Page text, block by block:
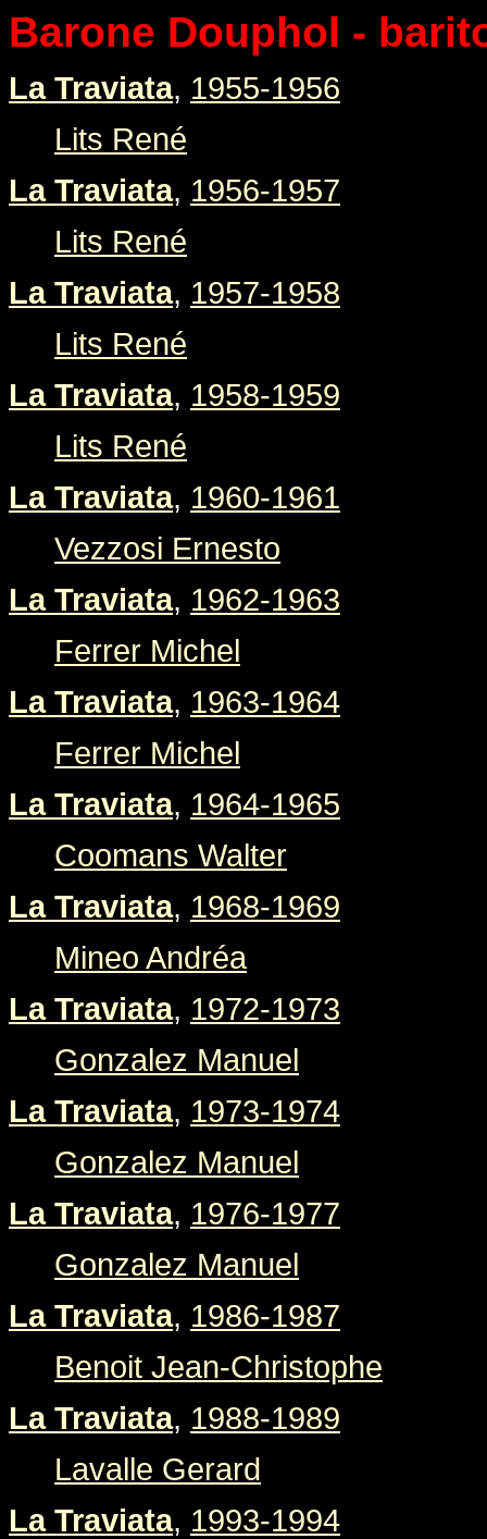
Barone Douphol -
La Traviata, 1955-1956
Lits René
La Traviata, 1956-1957
Lits René
La Traviata, 1957-1958
Lits René
La Traviata, 1958-1959
Lits René
La Traviata, 1960-1961
Vezzosi Ernesto
La Traviata, 1962-1963
Ferrer Michel
La Traviata, 1963-1964
Ferrer Michel
La Traviata, 1964-1965
Coomans Walter
La Traviata, 1968-1969
Mineo Andréa
La Traviata, 1972-1973
Gonzalez Manuel
La Traviata, 1973-1974
Gonzalez Manuel
La Traviata, 1976-1977
Gonzalez Manuel
La Traviata, 1986-1987
Benoit Jean-Christophe
La Traviata, 1988-1989
Lavalle Gerard
La Traviata, 1993-1994